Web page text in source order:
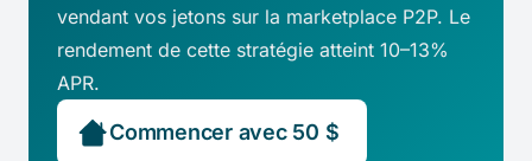
vendant vos jetons sur la marketplace P2P. Le
rendement de cette stratégie atteint 10–13%
APR.
Commencer avec 50 $